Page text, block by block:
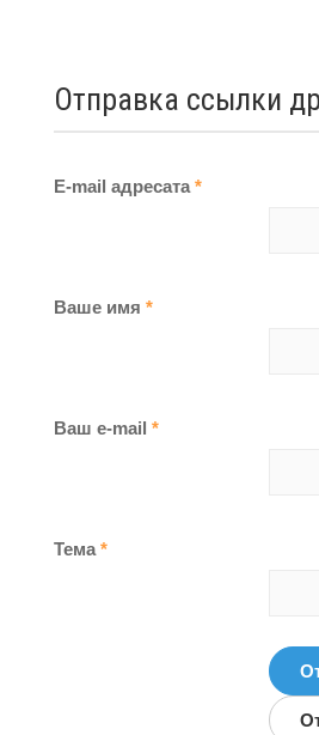
Отправка ссылки
E-mail адресата *
Ваше имя *
Ваш e-mail *
Тема *